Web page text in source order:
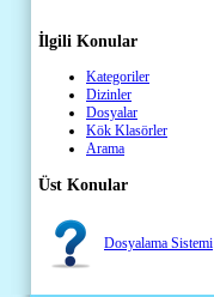
İlgili Konular
Kategoriler
Dizinler
Dosyalar
Kök Klasörler
Arama
Üst Konular
Dosyalama Sistemi